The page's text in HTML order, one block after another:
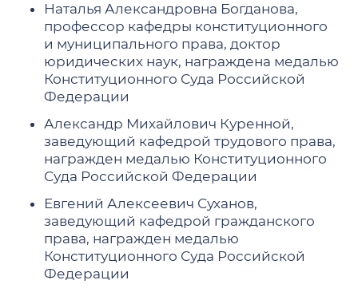
Наталья Александровна Богданова,
профессор кафедры конституционного
и муниципального права, доктор
юридических наук, награждена медалью
Конституционного Суда Российской
Федерации
Александр Михайлович Куренной,
заведующий кафедрой трудового права,
награжден медалью Конституционного
Суда Российской Федерации
Евгений Алексеевич Суханов,
заведующий кафедрой гражданского
права, награжден медалью
Конституционного Суда Российской
Федерации